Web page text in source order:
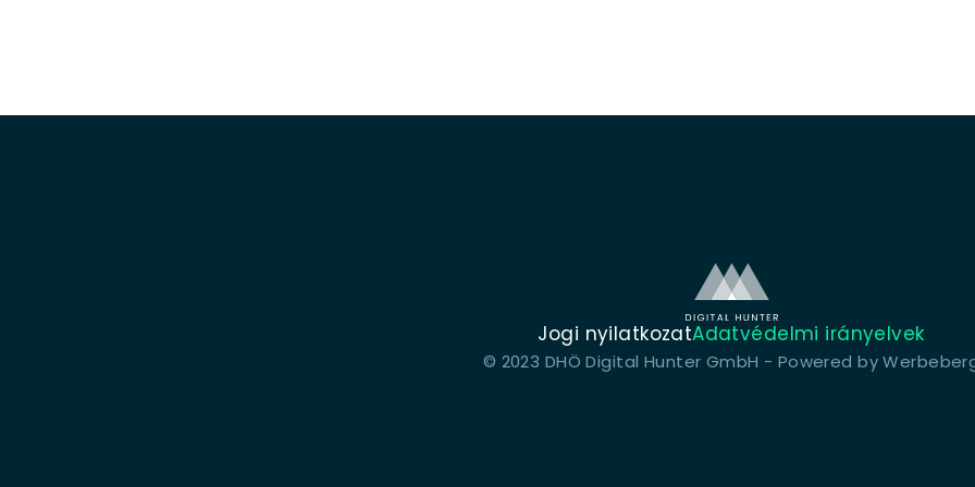
Jogi nyilatkozatAdatvédelmi irányelvek
© 2023 DHÖ Digital Hunter GmbH - Powered by